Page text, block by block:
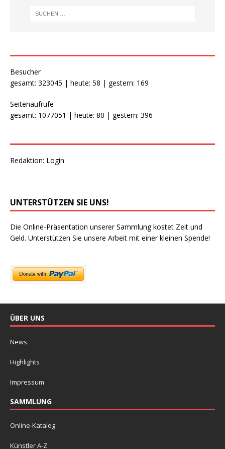
Besucher
gesamt: 323045 | heute: 58 | gestern: 169
Seitenaufrufe
gesamt: 1077051 | heute: 80 | gestern: 396
Redaktion: Login
UNTERSTÜTZEN SIE UNS!
Die Online-Präsentation unserer Sammlung kostet Zeit und
Geld. Unterstützen Sie unsere Arbeit mit einer kleinen Spende!
ÜBER UNS
News
Highlights
Impressum
SAMMLUNG
Online-Katalog
Künstler A-Z